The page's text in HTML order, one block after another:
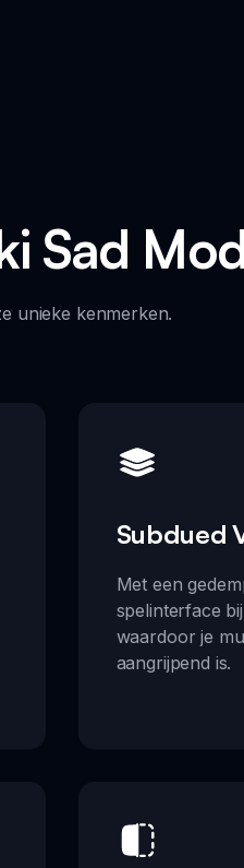
Sad
unieke kenmerken.
Subdued
Met een
spelinterface
waardoor je
aangrijpend is.